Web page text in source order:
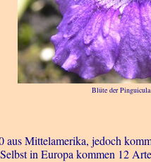
Blüte der
Mittelamerika, jedoch
in Europa kommen 12